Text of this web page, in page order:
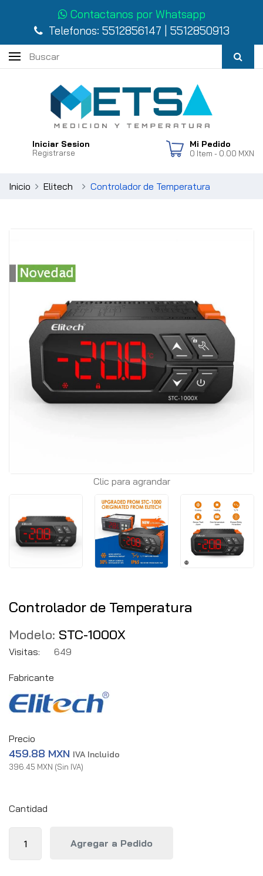
Contactanos por Whatsapp
Telefonos: 5512856147 5512850913
Iniciar Sesion
Registrarse
Mi Pedido
0 Item - 0.00 MXN
Inicio Elitech Controlador de Temperatura
Clic para agrandar
Controlador de Temperatura
Modelo: STC-1000X
Visitas: 649
Fabricante
Precio
459.88 MXN IVA Incluido
396.45 MXN (Sin IVA)
Cantidad